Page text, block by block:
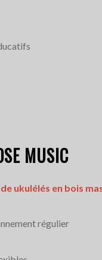
MUSIC
ukulélés en bois
régulier